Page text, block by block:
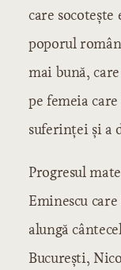
care socoteşte
poporul
mai bună,
pe femeia
suferinţei şi a
Progresul
Eminescu
alungă
Bucureşti,